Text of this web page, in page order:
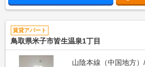
賃貸アパート
鳥取県米子市皆生温泉1丁目
山陰本線（中国地方